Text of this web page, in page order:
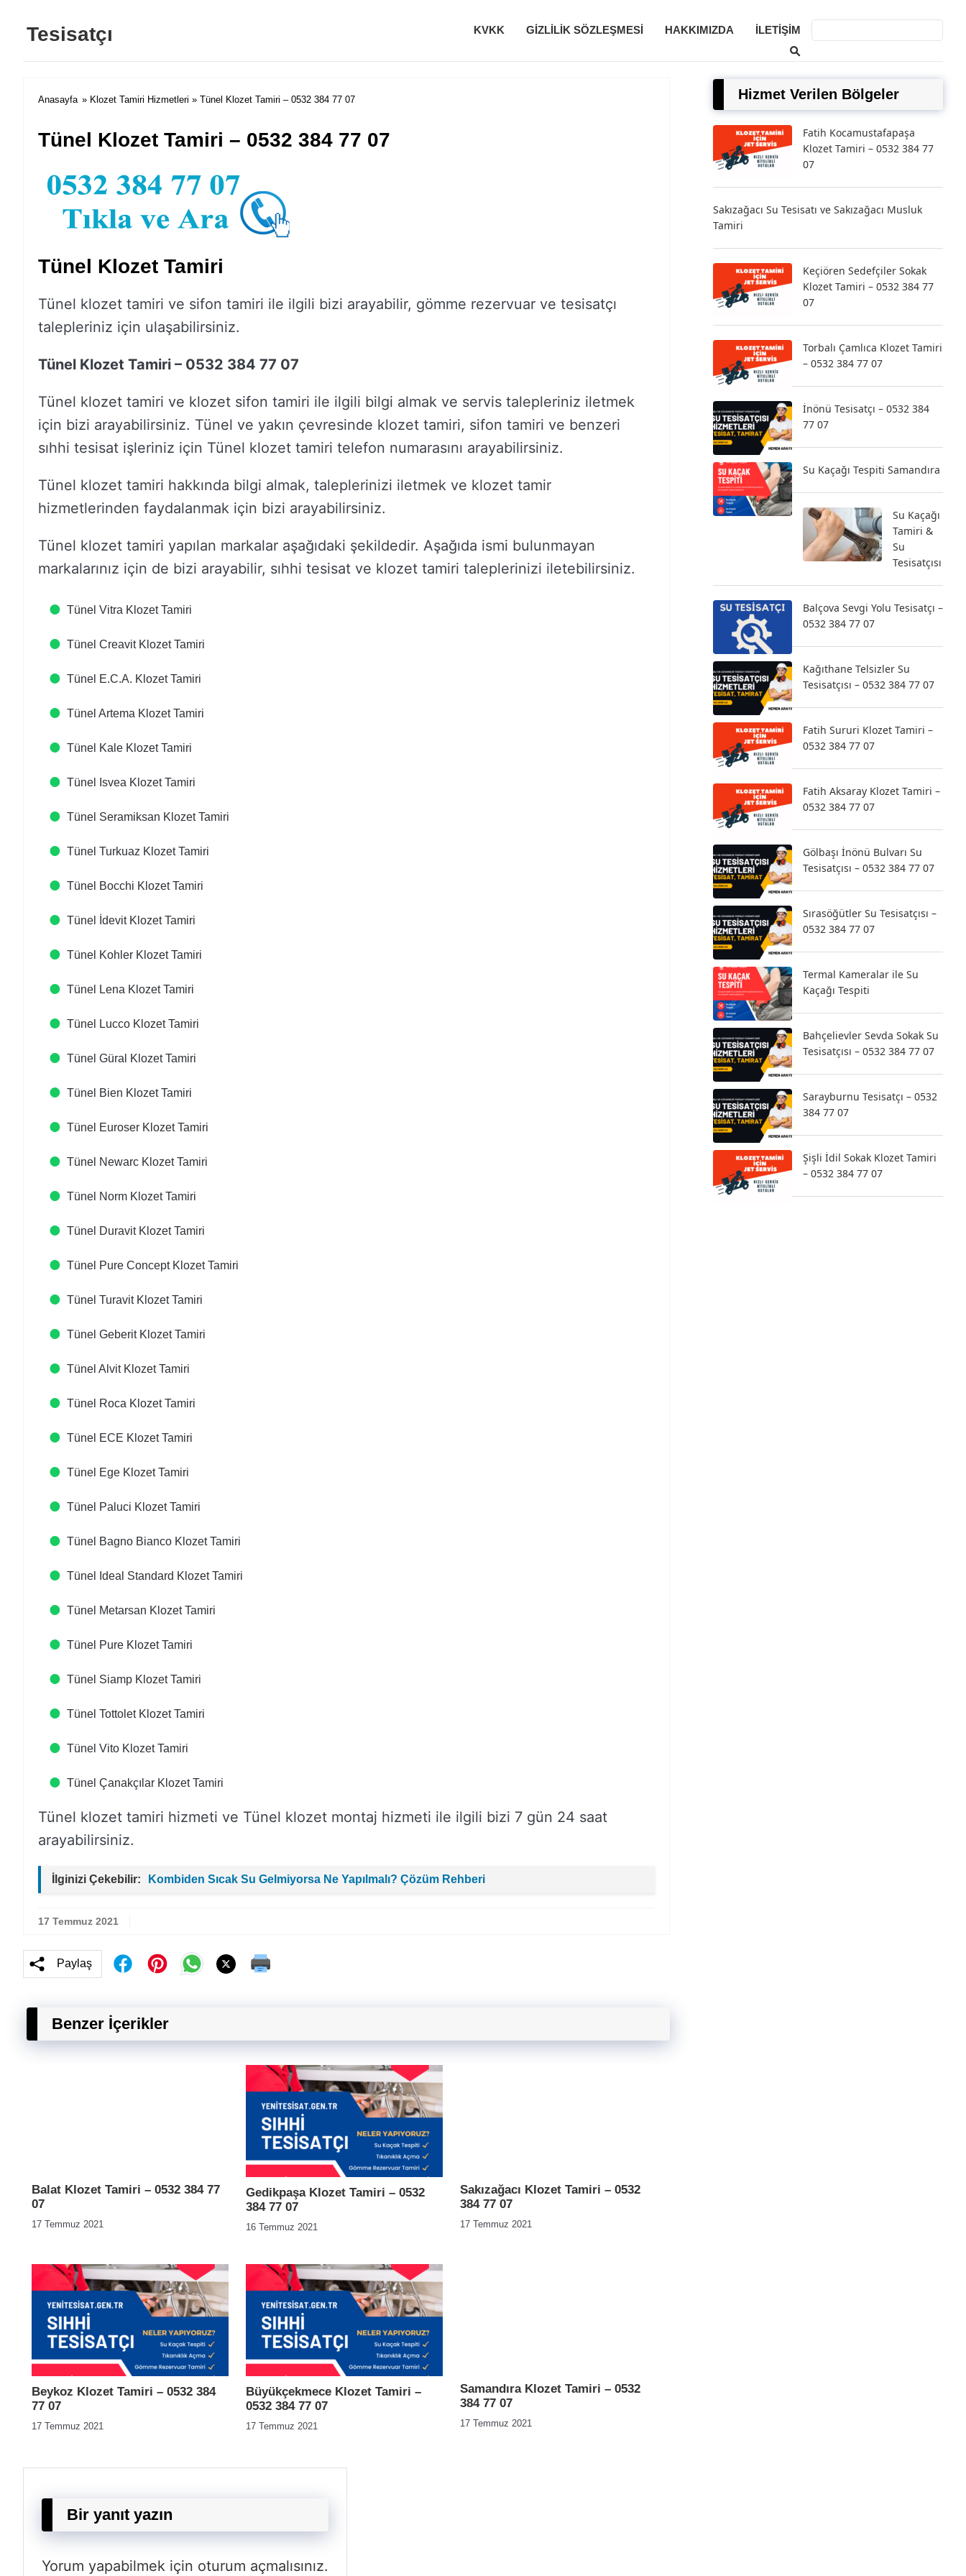
Tesisatçı KVKK GIZLILIK SÖZLEŞMESI HAKKIMIZDA İLETIŞIM
Anasayfa » Klozet Tamiri Hizmetleri » Tünel Klozet Tamiri – 0532 384 77 07
Tünel Klozet Tamiri – 0532 384 77 07
Tünel Klozet Tamiri
Tünel klozet tamiri ve sifon tamiri ile ilgili bizi arayabilir, gömme rezervuar ve tesisatçı
talepleriniz için ulaşabilirsiniz.
Tünel Klozet Tamiri – 0532 384 77 07
Tünel klozet tamiri ve klozet sifon tamiri ile ilgili bilgi almak ve servis talepleriniz iletmek
için bizi arayabilirsiniz. Tünel ve yakın çevresinde klozet tamiri, sifon tamiri ve benzeri
sıhhi tesisat işleriniz için Tünel klozet tamiri telefon numarasını arayabilirsiniz.
Tünel klozet tamiri hakkında bilgi almak, taleplerinizi iletmek ve klozet tamir
hizmetlerinden faydalanmak için bizi arayabilirsiniz.
Tünel klozet tamiri yapılan markalar aşağıdaki şekildedir. Aşağıda ismi bulunmayan
markalarınız için de bizi arayabilir, sıhhi tesisat ve klozet tamiri taleplerinizi iletebilirsiniz.
Tünel Vitra Klozet Tamiri
Tünel Creavit Klozet Tamiri
Tünel E.C.A. Klozet Tamiri
Tünel Artema Klozet Tamiri
Tünel Kale Klozet Tamiri
Tünel Isvea Klozet Tamiri
Tünel Seramiksan Klozet Tamiri
Tünel Turkuaz Klozet Tamiri
Tünel Bocchi Klozet Tamiri
Tünel İdevit Klozet Tamiri
Tünel Kohler Klozet Tamiri
Tünel Lena Klozet Tamiri
Tünel Lucco Klozet Tamiri
Tünel Güral Klozet Tamiri
Tünel Bien Klozet Tamiri
Tünel Euroser Klozet Tamiri
Tünel Newarc Klozet Tamiri
Tünel Norm Klozet Tamiri
Tünel Duravit Klozet Tamiri
Tünel Pure Concept Klozet Tamiri
Tünel Turavit Klozet Tamiri
Tünel Geberit Klozet Tamiri
Tünel Alvit Klozet Tamiri
Tünel Roca Klozet Tamiri
Tünel ECE Klozet Tamiri
Tünel Ege Klozet Tamiri
Tünel Paluci Klozet Tamiri
Tünel Bagno Bianco Klozet Tamiri
Tünel Ideal Standard Klozet Tamiri
Tünel Metarsan Klozet Tamiri
Tünel Pure Klozet Tamiri
Tünel Siamp Klozet Tamiri
Tünel Tottolet Klozet Tamiri
Tünel Vito Klozet Tamiri
Tünel Çanakçılar Klozet Tamiri
Tünel klozet tamiri hizmeti ve Tünel klozet montaj hizmeti ile ilgili bizi 7 gün 24 saat
arayabilirsiniz.
İlginizi Çekebilir: Kombiden Sıcak Su Gelmiyorsa Ne Yapılmalı? Çözüm Rehberi
17 Temmuz 2021
Paylaş
Benzer İçerikler
Balat Klozet Tamiri – 0532 384 77
07
17 Temmuz 2021
Gedikpaşa Klozet Tamiri – 0532
384 77 07
16 Temmuz 2021
Sakızağacı Klozet Tamiri – 0532
384 77 07
17 Temmuz 2021
Beykoz Klozet Tamiri – 0532 384
77 07
17 Temmuz 2021
Büyükçekmece Klozet Tamiri –
0532 384 77 07
17 Temmuz 2021
Samandıra Klozet Tamiri – 0532
384 77 07
17 Temmuz 2021
Bir yanıt yazın
Yorum yapabilmek için oturum açmalısınız.
Hizmet Verilen Bölgeler
Fatih Kocamustafapaşa
Klozet Tamiri – 0532 384 77
07
Sakızağacı Su Tesisatı ve Sakızağacı Musluk
Tamiri
Keçiören Sedefçiler Sokak
Klozet Tamiri – 0532 384 77
07
Torbalı Çamlıca Klozet Tamiri
– 0532 384 77 07
İnönü Tesisatçı – 0532 384
77 07
Su Kaçağı Tespiti Samandıra
Su Kaçağı
Tamiri &
Su
Tesisatçısı
Balçova Sevgi Yolu Tesisatçı –
0532 384 77 07
Kağıthane Telsizler Su
Tesisatçısı – 0532 384 77 07
Fatih Sururi Klozet Tamiri –
0532 384 77 07
Fatih Aksaray Klozet Tamiri –
0532 384 77 07
Gölbaşı İnönü Bulvarı Su
Tesisatçısı – 0532 384 77 07
Sırasöğütler Su Tesisatçısı –
0532 384 77 07
Termal Kameralar ile Su
Kaçağı Tespiti
Bahçelievler Sevda Sokak Su
Tesisatçısı – 0532 384 77 07
Sarayburnu Tesisatçı – 0532
384 77 07
Şişli İdil Sokak Klozet Tamiri
– 0532 384 77 07